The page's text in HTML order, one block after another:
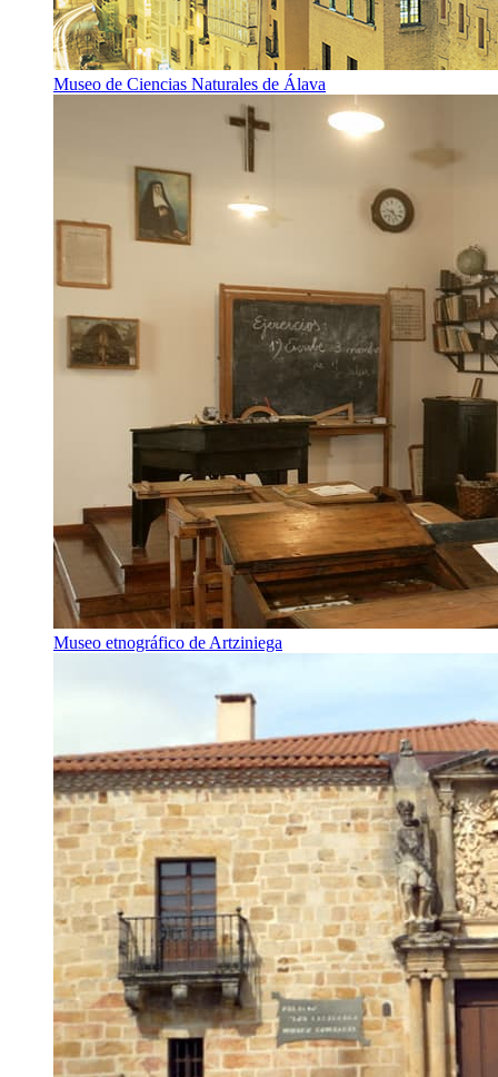
Museo de Ciencias Naturales de Álava
Museo etnográfico de Artziniega